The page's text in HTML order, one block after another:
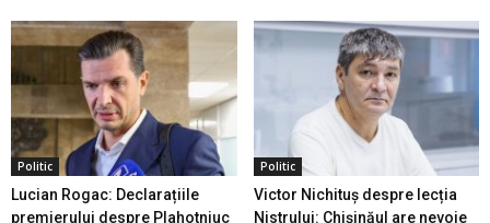
Politic
Lucian Rogac: Declarațiile
premierului despre Plahotniuc
Politic
Victor Nichituș despre lecția
Nistrului: Chișinăul are nevoie